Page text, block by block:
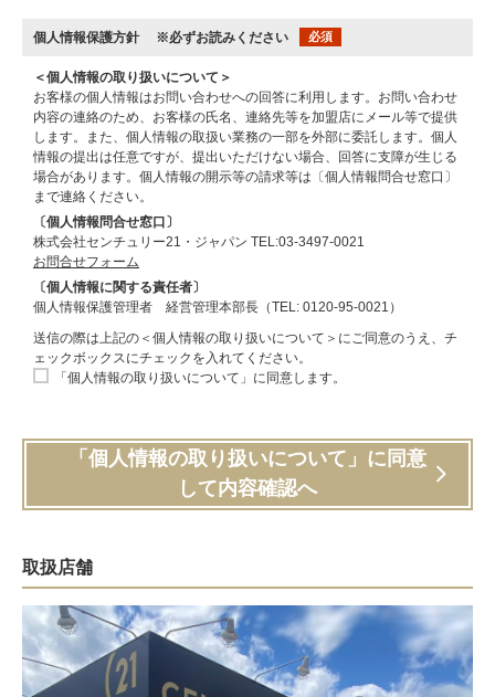
個人情報保護方針 ※必ずお読みください 必須
＜個人情報の取り扱いについて＞
お客様の個人情報はお問い合わせへの回答に利用します。お問い合わせ
内容の連絡のため、お客様の氏名、連絡先等を加盟店にメール等で提供
します。また、個人情報の取扱い業務の一部を外部に委託します。個人
情報の提出は任意ですが、提出いただけない場合、回答に支障が生じる
場合があります。個人情報の開示等の請求等は〔個人情報問合せ窓口〕
まで連絡ください。
〔個人情報問合せ窓口〕
株式会社センチュリー21・ジャパン TEL:03-3497-0021
お問合せフォーム
〔個人情報に関する責任者〕
個人情報保護管理者 経営管理本部長（TEL: 0120-95-0021）
送信の際は上記の＜個人情報の取り扱いについて＞にご同意のうえ、チ
ェックボックスにチェックを入れてください。
「個人情報の取り扱いについて」に同意します。
「個人情報の取り扱いについて」に同意
して内容確認へ
取扱店舗